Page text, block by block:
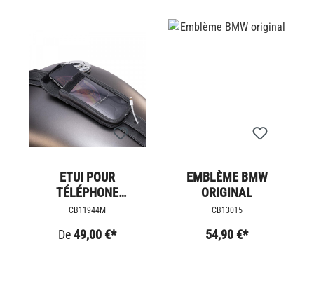
ETUI POUR
TÉLÉPHONE
PORTABLE POUR
RÉSERVOIR SLIM
CB11944M
De49,00 €*
EMBLÈME BMW
ORIGINAL
CB13015
54,90 €*